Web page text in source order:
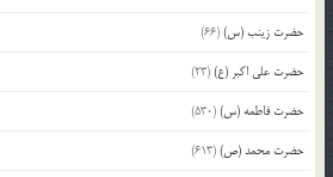
حضرت زینب (س)(66)
حضرت علی اکبر (ع)(23)
حضرت فاطمه (س)(530)
حضرت محمد (ص)(613)